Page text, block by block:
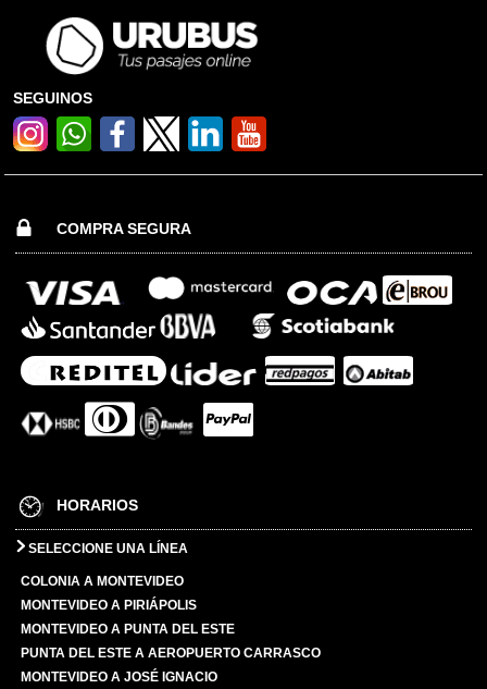
SEGUINOS
COMPRA SEGURA
HORARIOS
SELECCIONE UNA LÍNEA
COLONIA A MONTEVIDEO
MONTEVIDEO A PIRIÁPOLIS
MONTEVIDEO A PUNTA DEL ESTE
PUNTA DEL ESTE A AEROPUERTO CARRASCO
MONTEVIDEO A JOSÉ IGNACIO